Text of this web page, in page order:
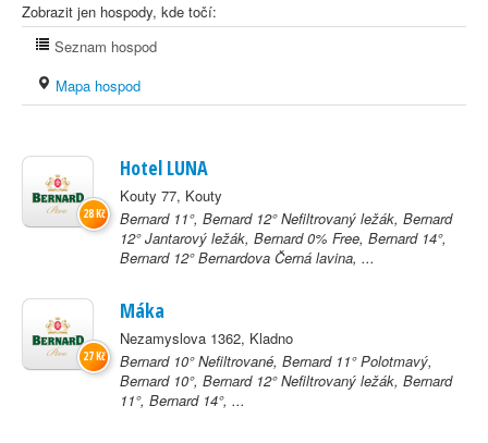
Zobrazit jen hospody, kde točí:
Seznam hospod
Mapa hospod
Hotel LUNA
Kouty 77, Kouty
Bernard 11°, Bernard 12° Nefiltrovaný ležák, Bernard
12° Jantarový ležák, Bernard 0% Free, Bernard 14°,
Bernard 12° Bernardova Černá lavina, ...
28 Kč
Máka
Nezamyslova 1362, Kladno
Bernard 10° Nefiltrované, Bernard 11° Polotmavý,
Bernard 10°, Bernard 12° Nefiltrovaný ležák, Bernard
11°, Bernard 14°, ...
27 Kč